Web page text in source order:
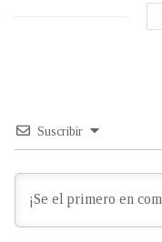
Suscribir